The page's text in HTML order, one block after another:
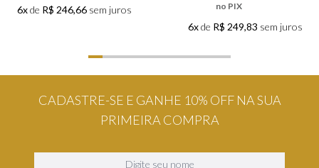
6xde R$ 246,66sem juros no PIX
6xde R$ 249,83 sem juros
CADASTRE-SE E GANHE 10% OFF NA SUA
PRIMEIRA COMPRA